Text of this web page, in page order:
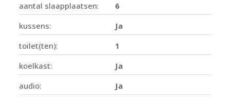
aantal slaapplaatsen:
6
kussens:
Ja
toilet(ten):
1
koelkast:
Ja
audio:
Ja